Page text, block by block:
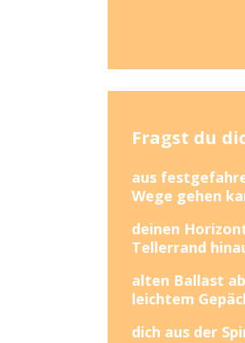
Fragst du
aus
Wege gehen
deinen
Tellerrand
alten Ballast
leichtem
dich aus der